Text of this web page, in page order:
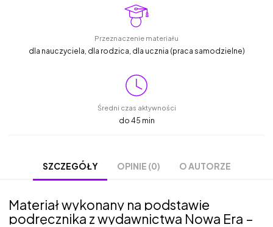
Przeznaczenie materiału
dla nauczyciela, dla rodzica, dla ucznia (praca samodzielne)
Średni czas aktywności
do 45 min
SZCZEGÓŁY OPINIE (0) O AUTORZE
Materiał wykonany na podstawie
podręcznika z wydawnictwa Nowa Era –